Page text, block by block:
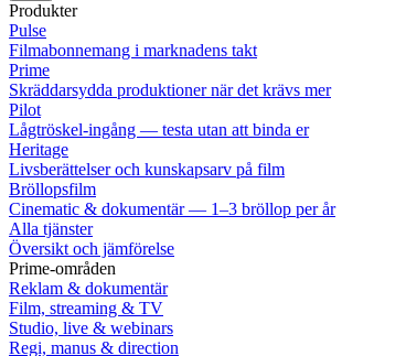
Produkter
Pulse
Filmabonnemang i marknadens takt
Prime
Skräddarsydda produktioner när det krävs mer
Pilot
Lågtröskel-ingång — testa utan att binda er
Heritage
Livsberättelser och kunskapsarv på film
Bröllopsfilm
Cinematic & dokumentär — 1–3 bröllop per år
Alla tjänster
Översikt och jämförelse
Prime-områden
Reklam & dokumentär
Film, streaming & TV
Studio, live & webinars
Regi, manus & direction